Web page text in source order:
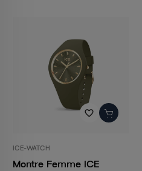
favorite_border
ICE-WATCH
Montre Femme ICE